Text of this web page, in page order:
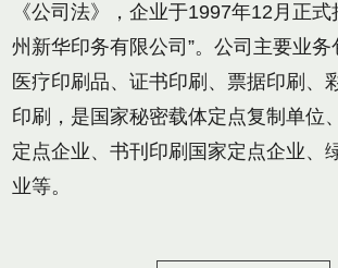
《公司法》，企业于1997年12月正式
州新华印务有限公司”。公司主要业务
医疗印刷品、证书印刷、票据印刷、
印刷，是国家秘密载体定点复制单位
定点企业、书刊印刷国家定点企业、
业等。